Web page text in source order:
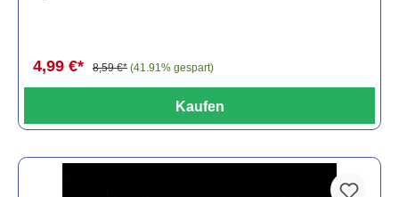
4,99 €* 8,59 €* (41.91% gespart)
Kaufen